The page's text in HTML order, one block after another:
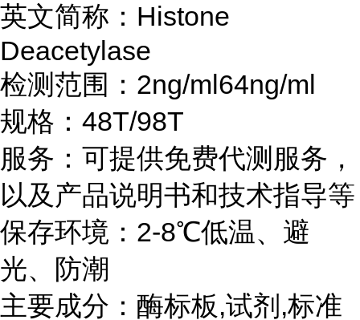
英文简称： Histone
Deacetylase
检测范围： 2ng/ml64ng/ml
规格： 48T/98T
服务：可提供免费代测服务，
以及产品说明书和技术指导等
保存环境： 2-8℃低温、避
光、防潮
主要成分：酶标板,试剂,标准